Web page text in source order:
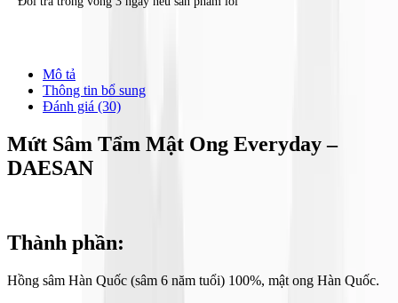
Mô tả
Thông tin bổ sung
Đánh giá (30)
Mứt Sâm Tẩm Mật Ong Everyday –
DAESAN
Thành phần:
Hồng sâm Hàn Quốc (sâm 6 năm tuổi) 100%, mật ong Hàn Quốc.